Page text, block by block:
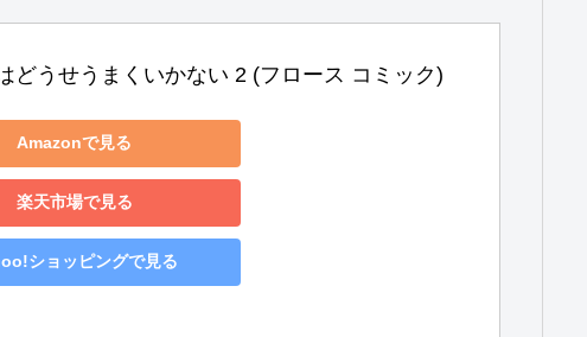
どうせうまくいかない 2 (フロース コミック)
Amazonで見る
楽天市場で見る
ショッピングで見る